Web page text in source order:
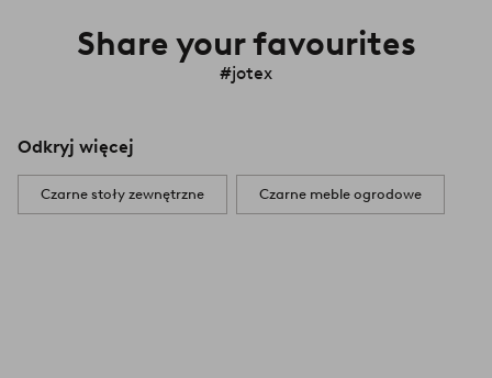
Share your favourites
#jotex
Odkryj więcej
Czarne stoły zewnętrzne Czarne meble ogrodowe